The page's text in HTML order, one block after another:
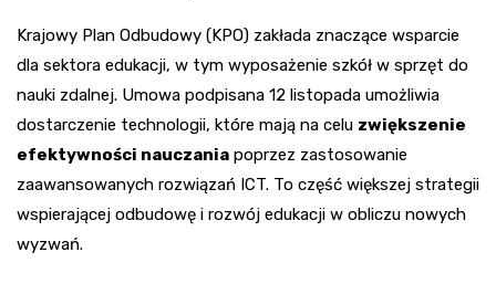
Krajowy Plan Odbudowy (KPO) zakłada znaczące wsparcie
dla sektora edukacji, w tym wyposażenie szkół w sprzęt do
nauki zdalnej. Umowa podpisana 12 listopada umożliwia
dostarczenie technologii, które mają na celu zwiększenie
efektywności nauczania poprzez zastosowanie
zaawansowanych rozwiązań ICT. To część większej strategii
wspierającej odbudowę i rozwój edukacji w obliczu nowych
wyzwań.